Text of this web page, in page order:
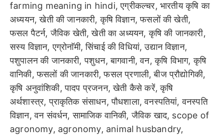
farming meaning in hindi,‌ एग्रीकल्चर, भारतीय कृषि का
अध्ययन, खेती की जानकारी, कृषि विज्ञान, फसलों की खेती,
फसल पैटर्न, जैविक खेती, खेती का अध्ययन, कृषि की जानकारी,
सस्य विज्ञान, एग्रोनाॅमी, सिंचाई की विधियां, उद्यान विज्ञान,
पशुपालन की जानकारी, पशुधन, बागवानी, वन, कृषि विभाग, कृषि
वानिकी, फसलों की जानकारी, फसल प्रणाली, बीज प्रौद्योगिकी,
कृषि अनुवांशिकी, पादप प्रजनन, खेती कैसे करें, कृषि
अर्थशास्त्र, प्राकृतिक संसाधन, पौधशाला, वनस्पतियां, वनस्पति
विज्ञान, वन संवर्धन, सामाजिक वानिकी, जैविक खाद, scope of
agronomy, agronomy, animal husbandry,